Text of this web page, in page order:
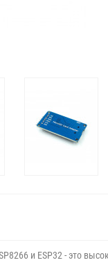
и ESP32 - это